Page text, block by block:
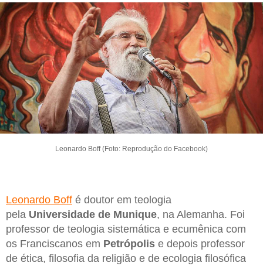
Leonardo Boff (Foto: Reprodução do Facebook)
Leonardo Boff é doutor em teologia
pela Universidade de Munique, na Alemanha. Foi
professor de teologia sistemática e ecumênica com
os Franciscanos em Petrópolis e depois professor
de ética, filosofia da religião e de ecologia filosófica